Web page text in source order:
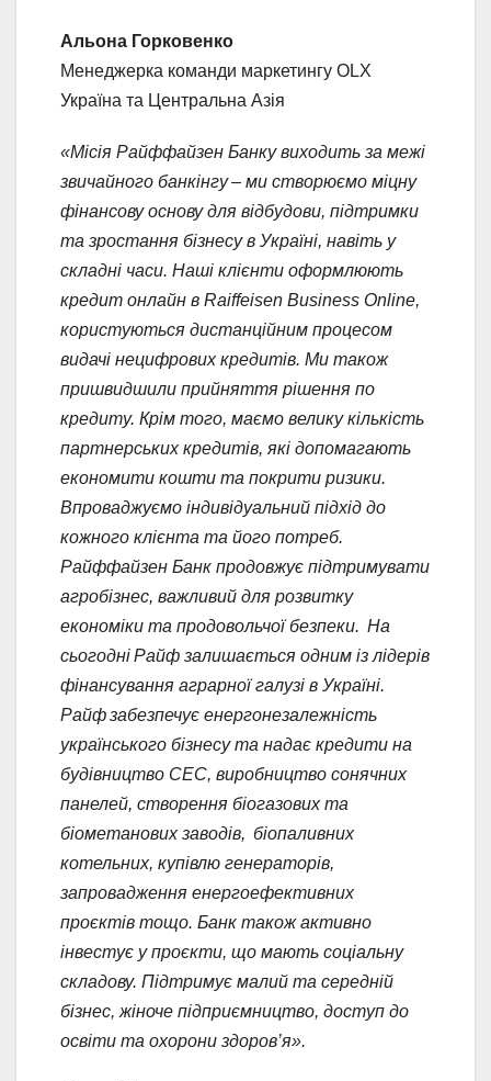
Альона Горковенко
Менеджерка команди маркетингу OLX
Україна та Центральна Азія
«Місія Райффайзен Банку виходить за межі
звичайного банкінгу – ми створюємо міцну
фінансову основу для відбудови, підтримки
та зростання бізнесу в Україні, навіть у
складні часи. Наші клієнти оформлюють
кредит онлайн в Raiffeisen Business Online,
користуються дистанційним процесом
видачі нецифрових кредитів. Ми також
пришвидшили прийняття рішення по
кредиту. Крім того, маємо велику кількість
партнерських кредитів, які допомагають
економити кошти та покрити ризики.
Впроваджуємо індивідуальний підхід до
кожного клієнта та його потреб.
Райффайзен Банк продовжує підтримувати
агробізнес, важливий для розвитку
економіки та продовольчої безпеки. На
сьогодні Райф залишається одним із лідерів
фінансування аграрної галузі в Україні.
Райф забезпечує енергонезалежність
українського бізнесу та надає кредити на
будівництво СЕС, виробництво сонячних
панелей, створення біогазових та
біометанових заводів, біопаливних
котельних, купівлю генераторів,
запровадження енергоефективних
проєктів тощо. Банк також активно
інвестує у проєкти, що мають соціальну
складову. Підтримує малий та середній
бізнес, жіноче підприємництво, доступ до
освіти та охорони здоров’я».